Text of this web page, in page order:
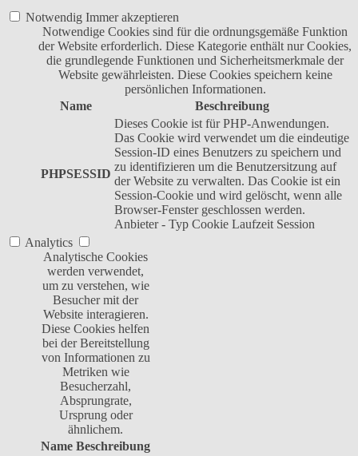
Notwendig Immer akzeptieren
Notwendige Cookies sind für die ordnungsgemäße Funktion
der Website erforderlich. Diese Kategorie enthält nur Cookies,
die grundlegende Funktionen und Sicherheitsmerkmale der
Website gewährleisten. Diese Cookies speichern keine
persönlichen Informationen.
Name
Beschreibung
PHPSESSID
Dieses Cookie ist für PHP-Anwendungen.
Das Cookie wird verwendet um die eindeutige
Session-ID eines Benutzers zu speichern und
zu identifizieren um die Benutzersitzung auf
der Website zu verwalten. Das Cookie ist ein
Session-Cookie und wird gelöscht, wenn alle
Browser-Fenster geschlossen werden.
Anbieter - Typ Cookie Laufzeit Session
Analytics
Analytische Cookies
werden verwendet,
um zu verstehen, wie
Besucher mit der
Website interagieren.
Diese Cookies helfen
bei der Bereitstellung
von Informationen zu
Metriken wie
Besucherzahl,
Absprungrate,
Ursprung oder
ähnlichem.
Name Beschreibung